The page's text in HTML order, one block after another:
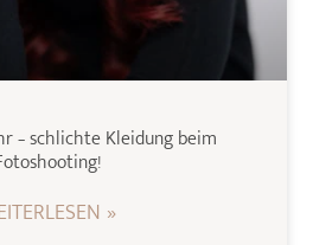
– schlichte Kleidung beim
»